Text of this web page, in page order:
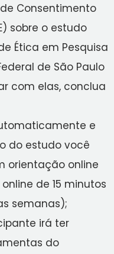
Consentimento
sobre o estudo
Ética em Pesquisa
de São Paulo
com elas, conclua
e
do estudo você
orientação online
de 15 minutos
semanas);
irá ter
do